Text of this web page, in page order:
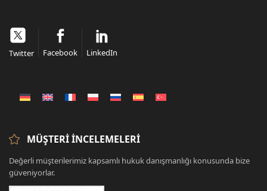
Twitter Facebook LinkedIn
MÜŞTERI İNCELEMELERI
Değerli müşterilerimiz kapsamlı hukuk danışmanlığı konusunda bize
güveniyorlar.